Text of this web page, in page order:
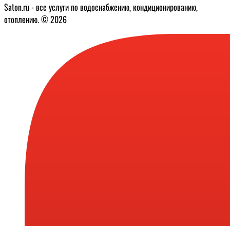
Saton.ru - все услуги по водоснабжению, кондиционированию,
отоплению. © 2026